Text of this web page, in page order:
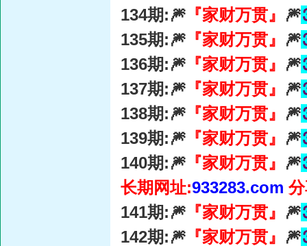
134期:🎆 『家财万贯』 🎆
135期:🎆 『家财万贯』 🎆
136期:🎆 『家财万贯』 🎆
137期:🎆 『家财万贯』 🎆
138期:🎆 『家财万贯』 🎆
139期:🎆 『家财万贯』 🎆
140期:🎆 『家财万贯』 🎆
长期网址:933283.com
141期:🎆 『家财万贯』 🎆
142期:🎆 『家财万贯』 🎆